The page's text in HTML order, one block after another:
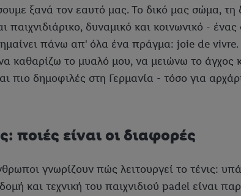
ξανά τον εαυτό μας. Το δικό μας σώμα, τη
παιχνιδιάρικο, δυναμικό και κοινωνικό -
πάνω απ' όλα ένα πράγμα: joie de vivre.
καθαρίζω το μυαλό μου, να μειώνω το άγχος
πιο δημοφιλές στη Γερμανία - τόσο για
ποιές είναι οι διαφορές
γνωρίζουν πώς λειτουργεί το τένις:
και τεχνική του παιχνιδιού padel είναι